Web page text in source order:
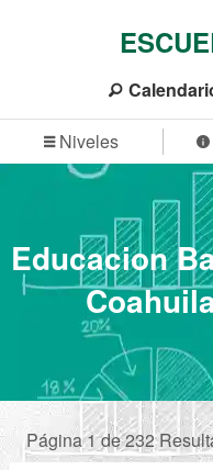
Niveles
Educacion
Página 1 de 232